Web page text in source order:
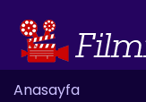
Anasayfa